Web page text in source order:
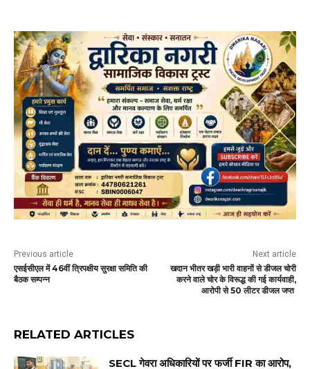
Previous article
एसईसीएल में 46वीं त्रिपक्षीय सुरक्षा समिति की
बैठक सम्पन्न
Next article
खदान भीतर खड़ी भारी वाहनों से डीजल चोरी
करने वाले चोर के विरूद्ध की गई कार्यवाही,
आरोपी से 50 लीटर डीजल जप्त
RELATED ARTICLES
SECL गेवरा अधिकारियों पर फर्जी FIR का आरोप,